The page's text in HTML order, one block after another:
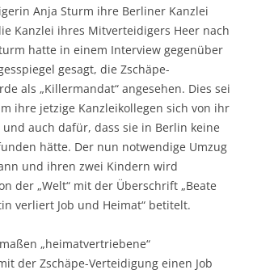
Anja Sturm ihre Berliner Kanzlei
Kanzlei ihres Mitverteidigers Heer nach
hatte in einem Interview gegenüber
gesagt, die Zschäpe-
als „Killermandat“ angesehen. Dies sei
ihre jetzige Kanzleikollegen sich von ihr
auch dafür, dass sie in Berlin keine
hätte. Der nun notwendige Umzug
und ihren zwei Kindern wird
der „Welt“ mit der Überschrift „Beate
verliert Job und Heimat“ betitelt.
„heimatvertriebene“
der Zschäpe-Verteidigung einen Job